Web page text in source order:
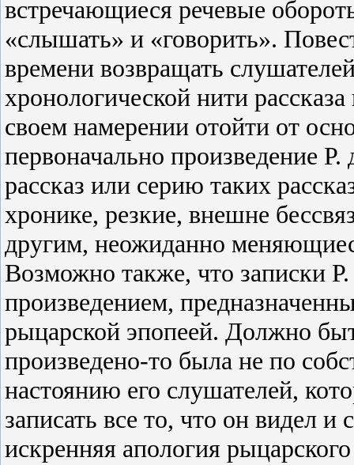
встречающиеся речевые
«слышать» и «говорить».
времени возвращать
хронологической нити
своем намерении отойти от
первоначально произведение
рассказ или серию таких
хронике, резкие, внешне
другим, неожиданно
Возможно также, что записки
произведением,
рыцарской эпопеей. Должно
произведено-то была не по
настоянию его слушателей,
записать все то, что он видел
искренняя апология